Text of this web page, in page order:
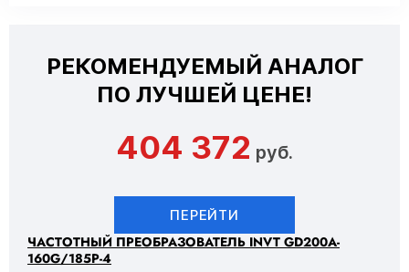
РЕКОМЕНДУЕМЫЙ АНАЛОГ
ПО ЛУЧШЕЙ ЦЕНЕ!
404 372 руб.
ПЕРЕЙТИ
ЧАСТОТНЫЙ ПРЕОБРАЗОВАТЕЛЬ INVT GD200A-
160G/185P-4